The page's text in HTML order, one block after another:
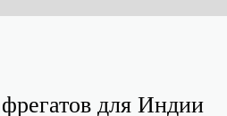
для Индии